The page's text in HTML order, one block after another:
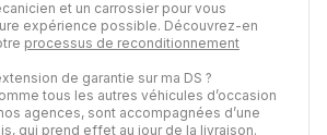
et un carrossier pour vous
expérience possible. Découvrez-en
processus de reconditionnement
de garantie sur ma DS ?
tous les autres véhicules d’occasion
agences, sont accompagnées d’une
qui prend effet au jour de la livraison.